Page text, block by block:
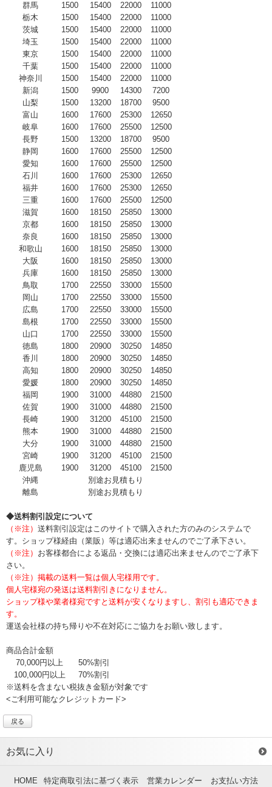
群馬
1500 15400 22000
11000
栃木
1500 15400 22000
11000
茨城
1500 15400 22000
11000
埼玉
1500 15400 22000
11000
東京
1500 15400 22000
11000
千葉
1500 15400 22000
11000
神奈川
1500 15400 22000
11000
新潟
1500 9900 14300
7200
山梨
1500 13200 18700
9500
富山
1600 17600 25300
12650
岐阜
1600 17600 25500
12500
長野
1500 13200 18700
9500
静岡
1600 17600 25500
12500
愛知
1600 17600 25500
12500
石川
1600 17600 25300
12650
福井
1600 17600 25300
12650
三重
1600 17600 25500
12500
滋賀
1600 18150 25850
13000
京都
1600 18150 25850
13000
奈良
1600 18150 25850
13000
和歌山
1600 18150 25850
13000
大阪
1600 18150 25850
13000
兵庫
1600 18150 25850
13000
鳥取
1700 22550 33000
15500
岡山
1700 22550 33000
15500
広島
1700 22550 33000
15500
島根
1700 22550 33000
15500
山口
1700 22550 33000
15500
徳島
1800 20900 30250
14850
香川
1800 20900 30250
14850
高知
1800 20900 30250
14850
愛媛
1800 20900 30250
14850
福岡
1900 31000 44880
21500
佐賀
1900 31000 44880
21500
長崎
1900 31200 45100
21500
熊本
1900 31000 44880
21500
大分
1900 31000 44880
21500
宮崎
1900 31200 45100
21500
鹿児島
1900 31200 45100
21500
沖縄
別途お見積もり
離島
別途お見積もり
◆送料割引設定について
（※注） 送料割引設定はこのサイトで購入された方のみのシステムで
す。ショップ様経由（業販）等は適応出来ませんのでご了承下さい。
（※注） お客様都合による返品・交換には適応出来ませんのでご了承下
さい。
（※注）掲載の送料一覧は個人宅様用です。
個人宅様宛の発送は送料割引きになりません。
ショップ様や業者様宛ですと送料が安くなりますし、割引も適応できま
す。
運送会社様の持ち帰りや不在対応にご協力をお願い致します。
商品合計金額
70,000円以上
50%割引
100,000円以上
70%割引
※送料を含まない税抜き金額が対象です
<ご利用可能なクレジットカード>
戻る
お気に入り
HOME 特定商取引法に基づく表示 営業カレンダー お支払い方法